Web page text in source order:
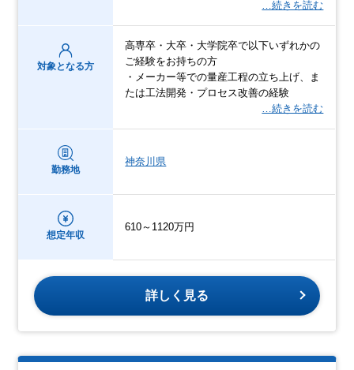
…続きを読む
対象となる方
高専卒・大卒・大学院卒で以下いずれかの
ご経験をお持ちの方
・メーカー等での量産工程の立ち上げ、ま
たは工法開発・プロセス改善の経験
…続きを読む
勤務地
神奈川県
想定年収
610～1120万円
詳しく見る